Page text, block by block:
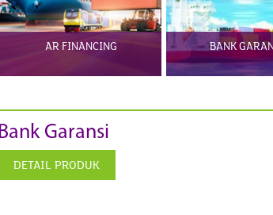
AR FINANCING BANK
Bank Garansi
DETAIL PRODUK